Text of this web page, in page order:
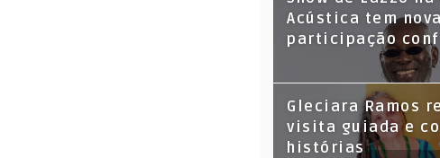
Acústica tem nova
participação
Gleciara Ramos
visita guiada e
histórias